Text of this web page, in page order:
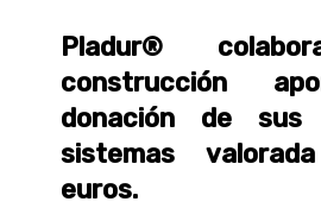
Pladur®
construcción
donación de sus
sistemas
euros.